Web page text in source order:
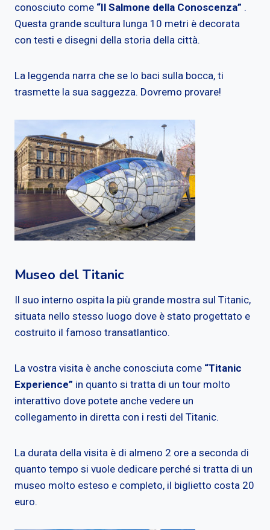
conosciuto come “Il Salmone della Conoscenza” .
Questa grande scultura lunga 10 metri è decorata
con testi e disegni della storia della città.
La leggenda narra che se lo baci sulla bocca, ti
trasmette la sua saggezza. Dovremo provare!
Museo del Titanic
Il suo interno ospita la più grande mostra sul Titanic,
situata nello stesso luogo dove è stato progettato e
costruito il famoso transatlantico.
La vostra visita è anche conosciuta come “Titanic
Experience” in quanto si tratta di un tour molto
interattivo dove potete anche vedere un
collegamento in diretta con i resti del Titanic.
La durata della visita è di almeno 2 ore a seconda di
quanto tempo si vuole dedicare perché si tratta di un
museo molto esteso e completo, il biglietto costa 20
euro.